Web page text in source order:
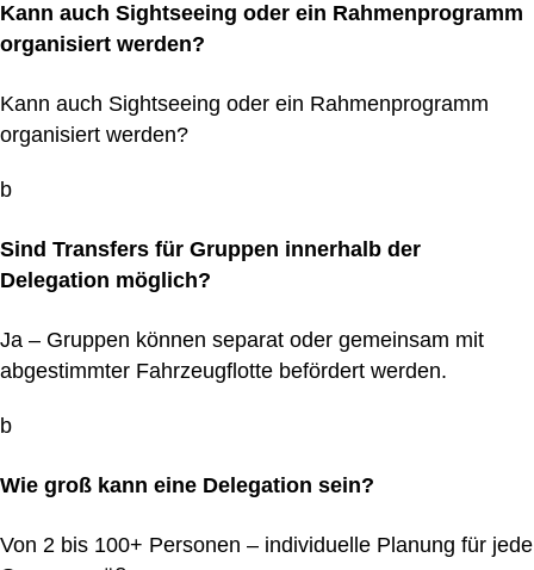
Kann auch Sightseeing oder ein Rahmenprogramm
organisiert werden?
Kann auch Sightseeing oder ein Rahmenprogramm
organisiert werden?
b
Sind Transfers für Gruppen innerhalb der
Delegation möglich?
Ja – Gruppen können separat oder gemeinsam mit
abgestimmter Fahrzeugflotte befördert werden.
b
Wie groß kann eine Delegation sein?
Von 2 bis 100+ Personen – individuelle Planung für jede